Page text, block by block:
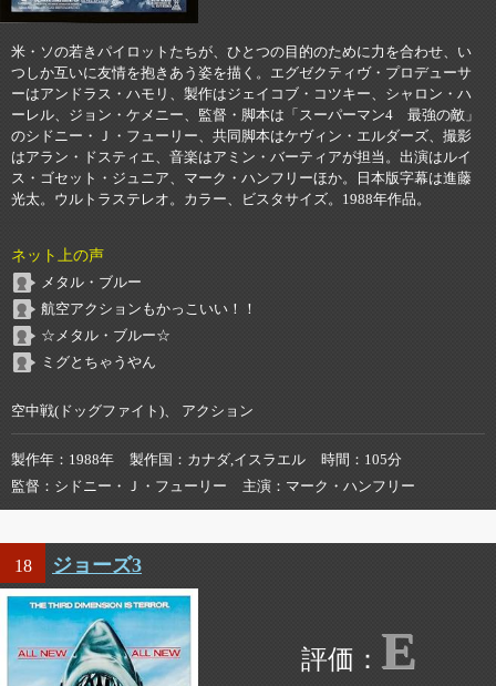
米・ソの若きパイロットたちが、ひとつの目的のために力を合わせ、い
つしか互いに友情を抱きあう姿を描く。エグゼクティヴ・プロデューサ
ーはアンドラス・ハモリ、製作はジェイコブ・コツキー、シャロン・ハ
ーレル、ジョン・ケメニー、監督・脚本は「スーパーマン4 最強の敵」
のシドニー・Ｊ・フューリー、共同脚本はケヴィン・エルダーズ、撮影
はアラン・ドスティエ、音楽はアミン・バーティアが担当。出演はルイ
ス・ゴセット・ジュニア、マーク・ハンフリーほか。日本版字幕は進藤
光太。ウルトラステレオ。カラー、ビスタサイズ。1988年作品。
ネット上の声
メタル・ブルー
航空アクションもかっこいい！！
☆メタル・ブルー☆
ミグとちゃうやん
空中戦(ドッグファイト)、 アクション
製作年 1988年 製作国 カナダ,イスラエル 時間
105分
監督
シドニー・Ｊ・フューリー 主演 マーク・ハンフリー
18 ジョーズ3
E